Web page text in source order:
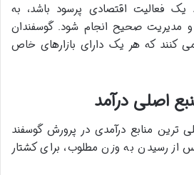
یک فعالیت اقتصادی پرسود باشد، به
و مدیریت صحیح انجام شود. گوسفندان
کنند که هر یک دارای بازارهای خاص
اصلی درآمد
منابع درآمدی در پرورش گوسفند
از رسیدن به وزن مطلوب، برای کشتار